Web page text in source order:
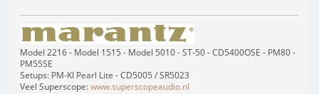
Model 2216 - Model 1515 - Model 5010 - ST-50 - CD5400OSE - PM80 -
PM55SE
Setups: PM-KI Pearl Lite - CD5005 / SR5023
Veel Superscope:www.superscopeaudio.nl